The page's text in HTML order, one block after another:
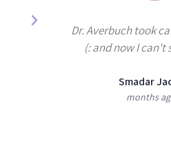
Dr. Averbuch took
and now I can't
Smadar
by